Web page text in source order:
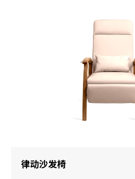
律动沙发椅